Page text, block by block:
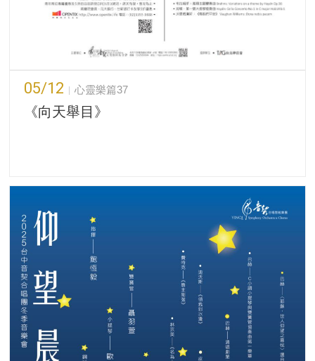
05/12 心靈樂篇37
《向天舉目》